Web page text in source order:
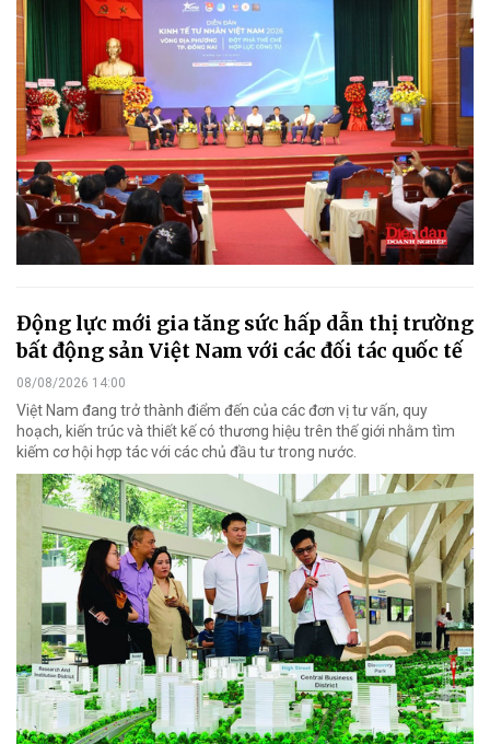
Động lực mới gia tăng sức hấp dẫn thị trường
bất động sản Việt Nam với các đối tác quốc tế
08/08/2026 14:00
Việt Nam đang trở thành điểm đến của các đơn vị tư vấn, quy
hoạch, kiến trúc và thiết kế có thương hiệu trên thế giới nhằm tìm
kiếm cơ hội hợp tác với các chủ đầu tư trong nước.